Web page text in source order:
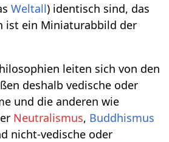
Weltall) identisch sind, das
ist ein Miniaturabbild der
leiten sich von den
deshalb vedische oder
und die anderen wie
Neutralismus, Buddhismus
nicht-vedische oder